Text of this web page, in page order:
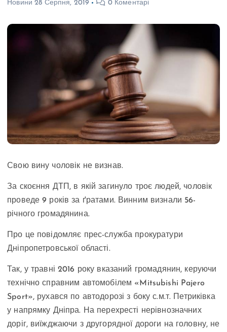
Новини 28 Серпня, 2019 0 Коментарі
Свою вину чоловік не визнав.
За скоєння ДТП, в якій загинуло троє людей, чоловік
проведе 9 років за ґратами. Винним визнали 56-
річного громадянина.
Про це повідомляє прес-служба прокуратури
Дніпропетровської області.
Так, у травні 2016 року вказаний громадянин, керуючи
технічно справним автомобілем «Mitsubishi Pajero
Sport», рухався по автодорозі з боку с.м.т. Петриківка
у напрямку Дніпра. На перехресті нерівнозначних
доріг, виїжджаючи з другорядної дороги на головну, не